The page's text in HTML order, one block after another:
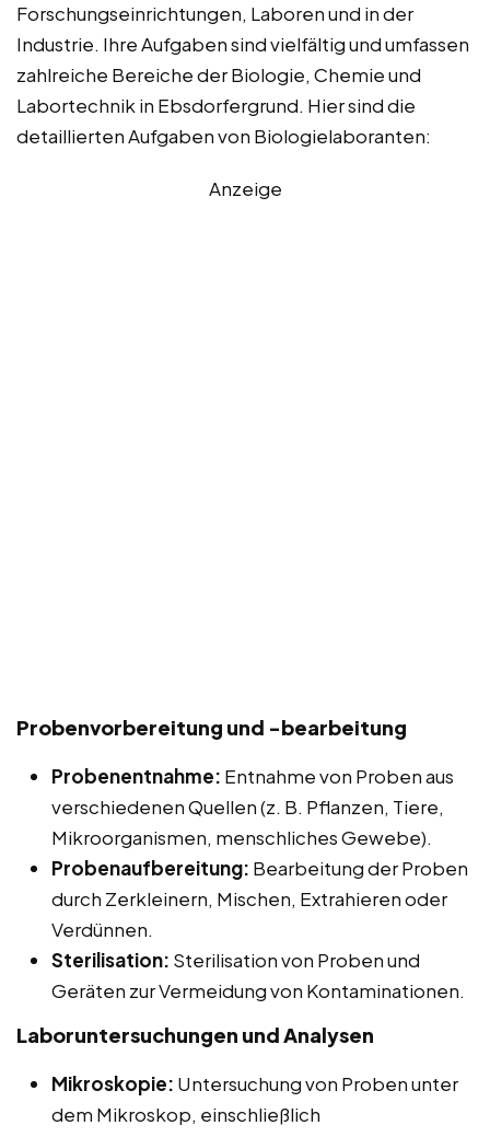
Forschungseinrichtungen, Laboren und in der
Industrie. Ihre Aufgaben sind vielfältig und umfassen
zahlreiche Bereiche der Biologie, Chemie und
Labortechnik in Ebsdorfergrund. Hier sind die
detaillierten Aufgaben von Biologielaboranten:
Anzeige
Probenvorbereitung und -bearbeitung
Probenentnahme: Entnahme von Proben aus
verschiedenen Quellen (z. B. Pflanzen, Tiere,
Mikroorganismen, menschliches Gewebe).
Probenaufbereitung: Bearbeitung der Proben
durch Zerkleinern, Mischen, Extrahieren oder
Verdünnen.
Sterilisation: Sterilisation von Proben und
Geräten zur Vermeidung von Kontaminationen.
Laboruntersuchungen und Analysen
Mikroskopie: Untersuchung von Proben unter
dem Mikroskop, einschließlich